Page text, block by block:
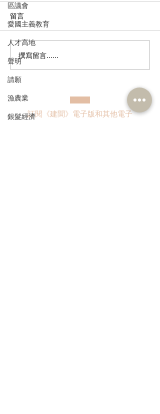
區議會
愛國主義教育
人才高地
聲明
請願
漁農業
銀髮經濟
港區全國人大代表團考察
安徽涇縣，調研紅色文化
留言
撰寫留言......
訂閱《建聞》電子版和其他電子